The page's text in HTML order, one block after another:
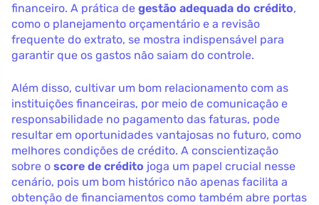
financeiro. A prática de gestão adequada do crédito,
como o planejamento orçamentário e a revisão
frequente do extrato, se mostra indispensável para
garantir que os gastos não saiam do controle.
Além disso, cultivar um bom relacionamento com as
instituições financeiras, por meio de comunicação e
responsabilidade no pagamento das faturas, pode
resultar em oportunidades vantajosas no futuro, como
melhores condições de crédito. A conscientização
sobre o score de crédito joga um papel crucial nesse
cenário, pois um bom histórico não apenas facilita a
obtenção de financiamentos como também abre portas